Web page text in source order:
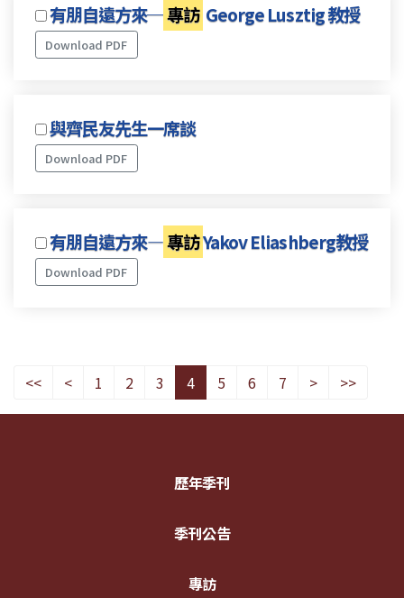
有朋自遠方來─專訪 George Lusztig 教授
Download PDF
與齊民友先生一席談
Download PDF
有朋自遠方來—專訪Yakov Eliashberg教授
Download PDF
<< < 1 2 3 4 5 6 7 > >>
歷年季刊
季刊公告
專訪